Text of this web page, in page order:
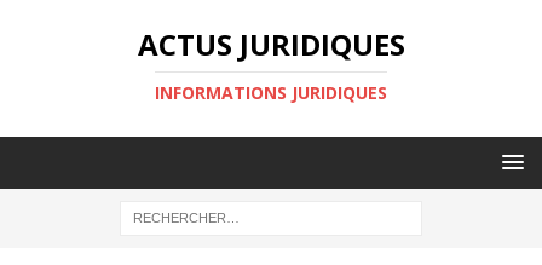
ACTUS JURIDIQUES
INFORMATIONS JURIDIQUES